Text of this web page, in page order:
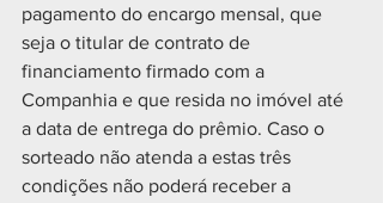
pagamento do encargo mensal, que
seja o titular de contrato de
financiamento firmado com a
Companhia e que resida no imóvel até
a data de entrega do prêmio. Caso o
sorteado não atenda a estas três
condições não poderá receber a